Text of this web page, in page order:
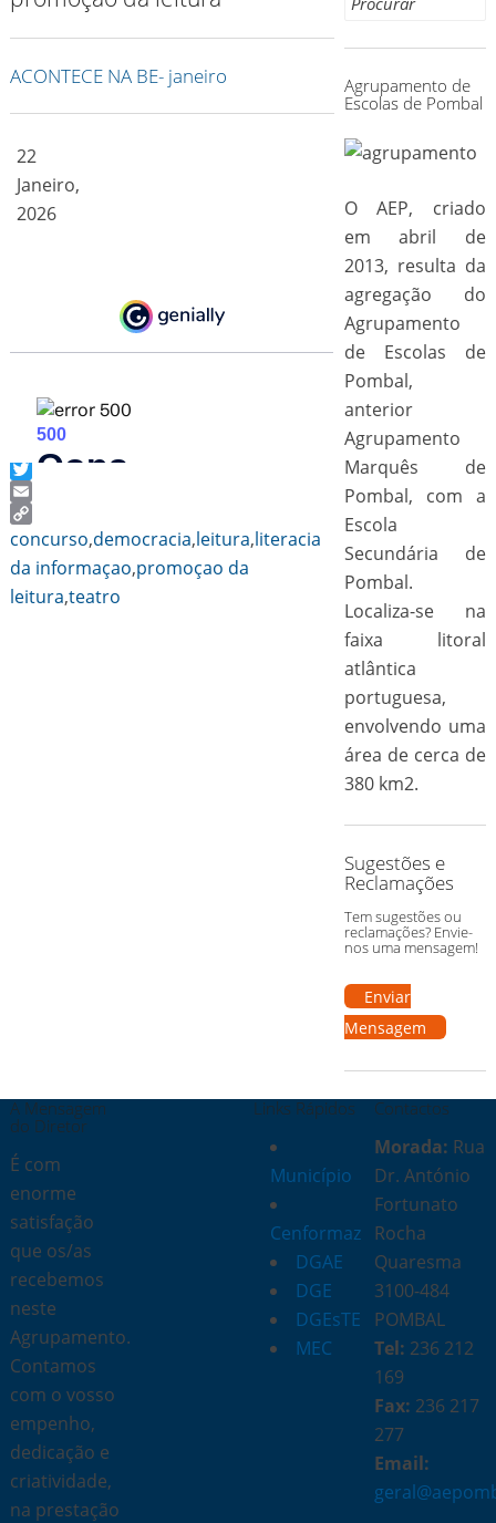
ACONTECE NA BE- janeiro
22
Janeiro,
2026
Facebook
Twitter
Email
Copy
Link
concurso,democracia,leitura,literacia
da informaçao,promoçao da
leitura,teatro
Agrupamento de
Escolas de Pombal
O AEP, criado
em abril de
2013, resulta da
agregação do
Agrupamento
de Escolas de
Pombal,
anterior
Agrupamento
Marquês de
Pombal, com a
Escola
Secundária de
Pombal.
Localiza-se na
faixa litoral
atlântica
portuguesa,
envolvendo uma
área de cerca de
380 km2.
Sugestões e
Reclamações
Tem sugestões ou
reclamações? Envie-
nos uma mensagem!
Enviar
Mensagem
A Mensagem
do Diretor
É com
enorme
satisfação
que os/as
recebemos
neste
Agrupamento.
Contamos
com o vosso
empenho,
dedicação e
criatividade,
na prestação
Links Rápidos
Município
Cenformaz
DGAE
DGE
DGEsTE
MEC
Contactos
Morada: Rua
Dr. António
Fortunato
Rocha
Quaresma
3100-484
POMBAL
Tel: 236 212
169
Fax: 236 217
277
Email: